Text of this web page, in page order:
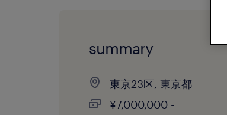
summary
東京23区, 東京都
¥7,000,000 -